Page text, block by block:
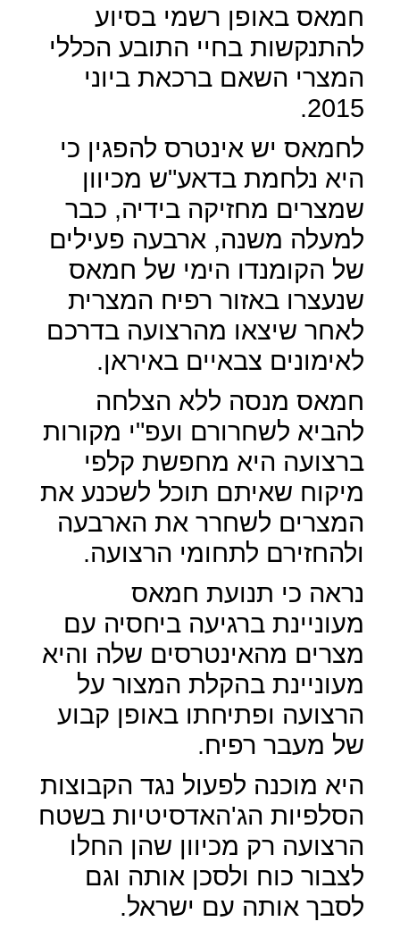
חמאס באופן רשמי בסיוע
להתנקשות בחיי התובע הכללי
המצרי השאם ברכאת ביוני
2015.
לחמאס יש אינטרס להפגין כי
היא נלחמת בדאע"ש מכיוון
שמצרים מחזיקה בידיה, כבר
למעלה משנה, ארבעה פעילים
של הקומנדו הימי של חמאס
שנעצרו באזור רפיח המצרית
לאחר שיצאו מהרצועה בדרכם
לאימונים צבאיים באיראן.
חמאס מנסה ללא הצלחה
להביא לשחרורם ועפ"י מקורות
ברצועה היא מחפשת קלפי
מיקוח שאיתם תוכל לשכנע את
המצרים לשחרר את הארבעה
ולהחזירם לתחומי הרצועה.
נראה כי תנועת חמאס
מעוניינת ברגיעה ביחסיה עם
מצרים מהאינטרסים שלה והיא
מעוניינת בהקלת המצור על
הרצועה ופתיחתו באופן קבוע
של מעבר רפיח.
היא מוכנה לפעול נגד הקבוצות
הסלפיות הג'האדסיטיות בשטח
הרצועה רק מכיוון שהן החלו
לצבור כוח ולסכן אותה וגם
לסבך אותה עם ישראל.